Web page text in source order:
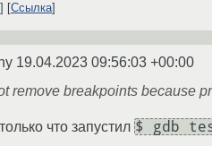
Ссылка
19.04.2023 09:56:03 +00:00
remove breakpoints because
что запустил $ gdb